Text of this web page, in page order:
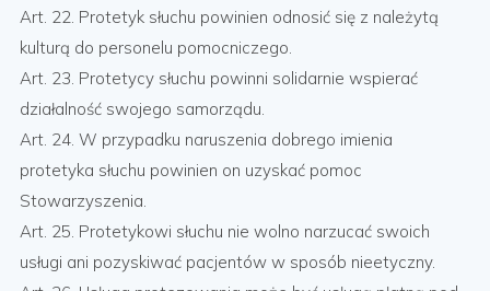
Art. 22. Protetyk słuchu powinien odnosić się z należytą
kulturą do personelu pomocniczego.
Art. 23. Protetycy słuchu powinni solidarnie wspierać
działalność swojego samorządu.
Art. 24. W przypadku naruszenia dobrego imienia
protetyka słuchu powinien on uzyskać pomoc
Stowarzyszenia.
Art. 25. Protetykowi słuchu nie wolno narzucać swoich
usługi ani pozyskiwać pacjentów w sposób nieetyczny.